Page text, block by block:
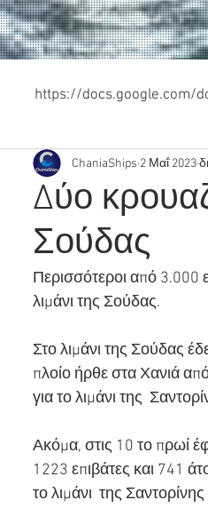
https://docs.google.com/
Δύο
Σούδας
ChaniaShips 2 Μαΐ 2023
Περισσότεροι από 3.000
λιμάνι της Σούδας.
Στο λιμάνι της Σούδας
πλοίο ήρθε στα Χανιά
για το λιμάνι της
Ακόμα, στις 10 το πρωί
1223 επιβάτες και 741
το λιμάνι  της Σαντορίνης